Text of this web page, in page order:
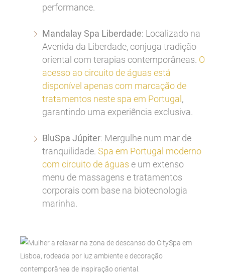
performance.
Mandalay Spa Liberdade: Localizado na
Avenida da Liberdade, conjuga tradição
oriental com terapias contemporâneas. O
acesso ao circuito de águas está
disponível apenas com marcação de
tratamentos neste spa em Portugal ,
garantindo uma experiência exclusiva.
BluSpa Júpiter: Mergulhe num mar de
tranquilidade. Spa em Portugal moderno
com circuito de águas e um extenso
menu de massagens e tratamentos
corporais com base na biotecnologia
marinha.